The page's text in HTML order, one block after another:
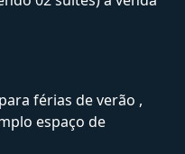
férias de verão ,
espaço de